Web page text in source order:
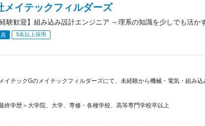
メイテックフィルダーズ
経験歓迎】組み込み設計エンジニア ～理系の知識を少しでも活
5名以上採用
メイテックGのメイテックフィルダーズにて、未経験から機械・電気・組み
終学歴＞大学院、大学、専修・各種学校、高等専門学校卒以上